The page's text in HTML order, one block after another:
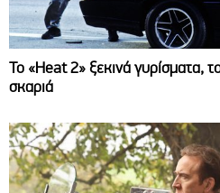
Το «Heat 2» ξεκινά γυρίσματα,
σκαριά